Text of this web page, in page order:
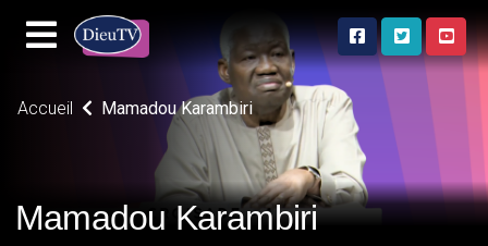
Accueil Mamadou Karambiri
Mamadou Karambiri